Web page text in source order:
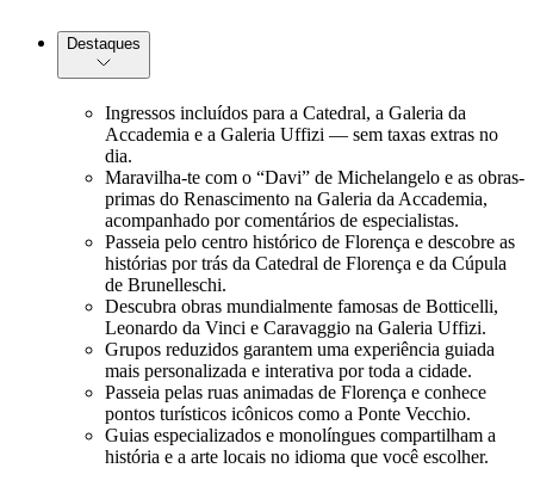
Destaques
Ingressos incluídos para a Catedral, a Galeria da
Accademia e a Galeria Uffizi — sem taxas extras no
dia.
Maravilha-te com o “Davi” de Michelangelo e as obras-
primas do Renascimento na Galeria da Accademia,
acompanhado por comentários de especialistas.
Passeia pelo centro histórico de Florença e descobre as
histórias por trás da Catedral de Florença e da Cúpula
de Brunelleschi.
Descubra obras mundialmente famosas de Botticelli,
Leonardo da Vinci e Caravaggio na Galeria Uffizi.
Grupos reduzidos garantem uma experiência guiada
mais personalizada e interativa por toda a cidade.
Passeia pelas ruas animadas de Florença e conhece
pontos turísticos icônicos como a Ponte Vecchio.
Guias especializados e monolíngues compartilham a
história e a arte locais no idioma que você escolher.